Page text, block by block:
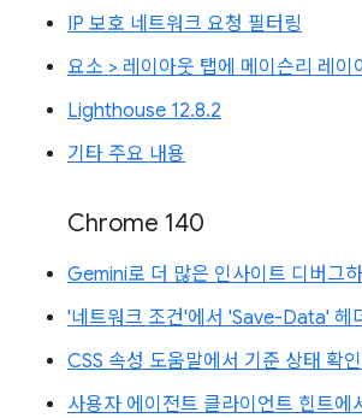
IP 보호 네트워크 요청 필터링
요소 > 레이아웃 탭에 메이슨리 레이
Lighthouse 12.8.2
기타 주요 내용
Chrome 140
Gemini로 더 많은 인사이트 디버그하
'네트워크 조건'에서 'Save-Data' 헤
CSS 속성 도움말에서 기준 상태 확인
사용자 에이전트 클라이언트 힌트에